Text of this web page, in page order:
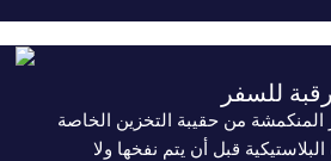
للسفر
من حقيبة التخزين الخاصة
قبل أن يتم نفخها ولا